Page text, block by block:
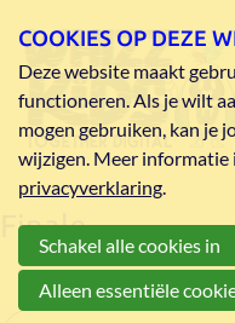
Finale
COOKIES OP DEZE
Deze website maakt
functioneren. Als je wilt
mogen gebruiken, kan je
wijzigen. Meer informatie
privacyverklaring.
Schakel alle cookies in
Alleen essentiële